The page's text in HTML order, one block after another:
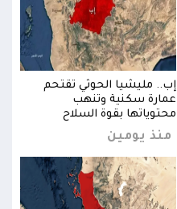
إب.. مليشيا الحوثي تقتحم
عمارة سكنية وتنهب
محتوياتها بقوة السلاح
منذ يومين